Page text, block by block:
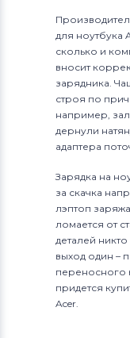
для ноутбука
сколько и
вносит
зарядника.
строя по
например,
дернули
адаптера
Зарядка на
за скачка
лэптоп
ломается от
деталей
выход один –
переносного
придется
Acer.